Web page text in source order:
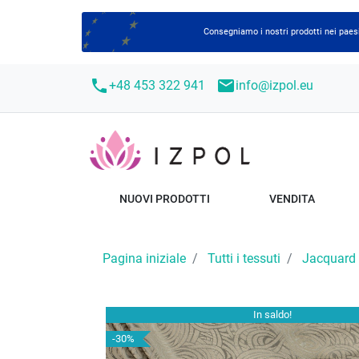
Consegniamo i nostri prodotti nei
call+48 453 322 941 mailinfo@izpol.eu
NUOVI PRODOTTI VENDITA
Pagina iniziale Tutti i tessuti Jacquard
In saldo!
-30%